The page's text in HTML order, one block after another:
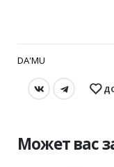
DA'MU
Может вас